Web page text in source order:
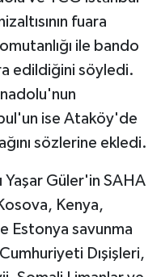
fuara
ile bando
edildiğini söyledi.
ise Ataköy'de
sözlerine ekledi.
Yaşar Güler'in SAHA
Kenya,
Estonya savunma
Cumhuriyeti Dışişleri,